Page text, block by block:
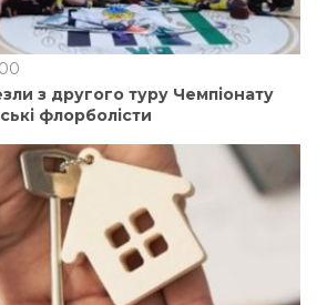
з другого туру Чемпіонату
флорболісти